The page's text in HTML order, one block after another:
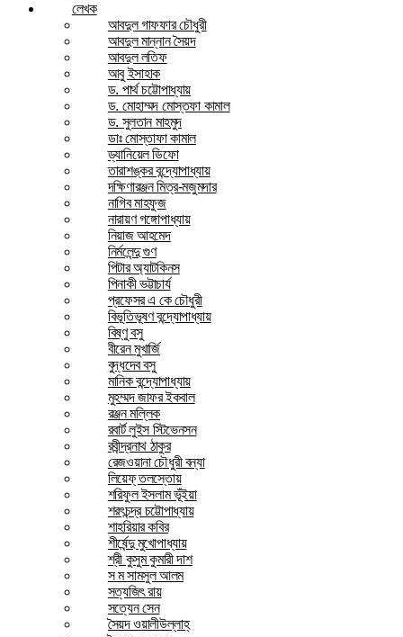
লেখক
আবদুল গাফফার চৌধুরী
আবদুল মান্নান সৈয়দ
আবদুল লতিফ
আবু ইসাহাক
ড. পার্থ চট্টোপাধ্যায়
ড. মোহাম্মদ মোস্তফা কামাল
ড. সুলতান মাহমুদ
ডাঃ মোস্তাফা কামাল
ড্যানিয়েল ডিফো
তারাশঙ্কর বন্দ্যোপাধ্যায়
দক্ষিণারঞ্জন মিত্র-মজুমদার
নাগিব মাহফুজ
নারায়ণ গঙ্গোপাধ্যায়
নিয়াজ আহমেদ
নির্মলেন্দু গুণ
পিটার অ্যাটকিনস
পিনাকী ভট্টাচার্য
প্রফেসর এ কে চৌধুরী
বিভূতিভূষণ বন্দ্যোপাধ্যায়
বিষ্ণু বসু
বীরেন মুখার্জি
বুদ্ধদেব বসু
মানিক বন্দ্যোপাধ্যায়
মুহম্মদ জাফর ইকবাল
রঞ্জন মল্লিক
রবার্ট লুইস স্টিভেনসন
রবীন্দ্রনাথ ঠাকুর
রেজওয়ানা চৌধুরী বন্যা
লিয়েফ্ তলস্তোয়
শরিফুল ইসলাম ভূঁইয়া
শরৎচন্দ্র চট্টোপাধ্যায়
শাহরিয়ার কবির
শীর্ষেন্দু মুখোপাধ্যায়
শ্রী কুসুম কুমারী দাশ
স ম সামসুল আলম
সত্যজিৎ রায়
সত্যেন সেন
সৈয়দ ওয়ালীউল্লাহ্